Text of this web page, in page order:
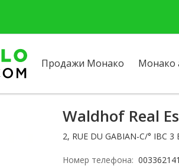
Продажи Монако Монако
Waldhof Real
2, RUE DU GABIAN-C/° IBC
Номер телефона: